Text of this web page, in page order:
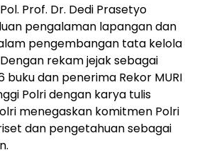
Prof. Dr. Dedi Prasetyo
pengalaman lapangan dan
pengembangan tata kelola
rekam jejak sebagai
buku dan penerima Rekor MURI
Polri dengan karya tulis
menegaskan komitmen Polri
dan pengetahuan sebagai